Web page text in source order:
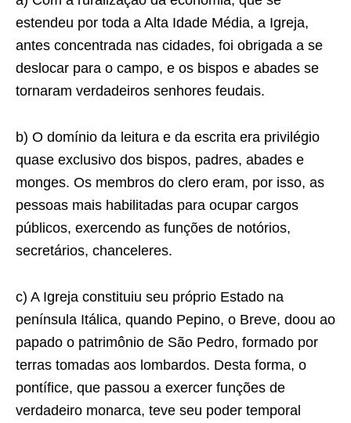
estendeu por toda a Alta Idade Média, a Igreja,
antes concentrada nas cidades, foi obrigada a se
deslocar para o campo, e os bispos e abades se
tornaram verdadeiros senhores feudais.
b) O domínio da leitura e da escrita era privilégio
quase exclusivo dos bispos, padres, abades e
monges. Os membros do clero eram, por isso, as
pessoas mais habilitadas para ocupar cargos
públicos, exercendo as funções de notórios,
secretários, chanceleres.
c) A Igreja constituiu seu próprio Estado na
península Itálica, quando Pepino, o Breve, doou ao
papado o patrimônio de São Pedro, formado por
terras tomadas aos lombardos. Desta forma, o
pontífice, que passou a exercer funções de
verdadeiro monarca, teve seu poder temporal